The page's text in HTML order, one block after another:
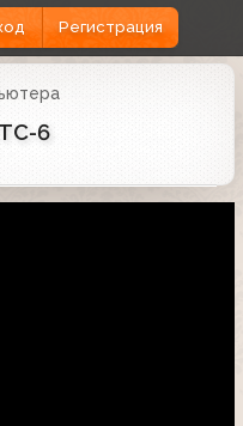
Регистрация
6